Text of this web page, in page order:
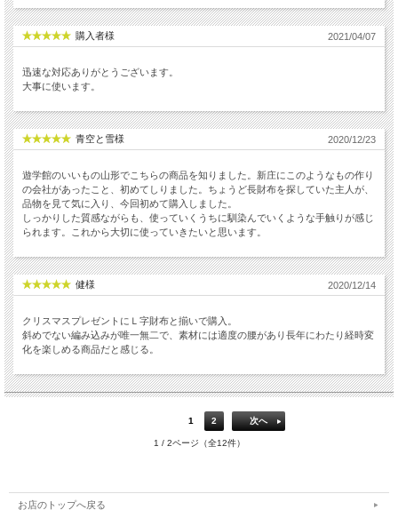
購入者様 2021/04/07
迅速な対応ありがとうございます。
大事に使います。
青空と雪様 2020/12/23
遊学館のいいもの山形でこちらの商品を知りました。新庄にこのようなもの作り
の会社があったこと、初めてしりました。ちょうど長財布を探していた主人が、
品物を見て気に入り、今回初めて購入しました。
しっかりした質感ながらも、使っていくうちに馴染んでいくような手触りが感じ
られます。これから大切に使っていきたいと思います。
健様 2020/12/14
クリスマスプレゼントにＬ字財布と揃いで購入。
斜めでない編み込みが唯一無二で、素材には適度の腰があり長年にわたり経時変
化を楽しめる商品だと感じる。
1 2 次へ
1 / 2ページ（全12件）
お店のトップへ戻る